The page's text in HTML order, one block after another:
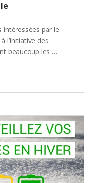
intéressées par le
l’initiative des
beaucoup les …